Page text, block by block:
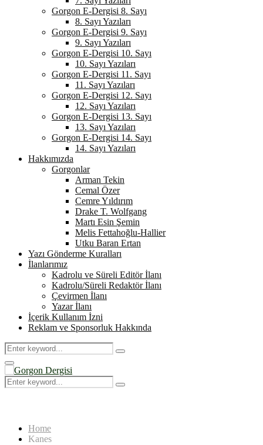
Gorgon E-Dergisi 8. Sayı
8. Sayı Yazıları
Gorgon E-Dergisi 9. Sayı
9. Sayı Yazıları
Gorgon E-Dergisi 10. Sayı
10. Sayı Yazıları
Gorgon E-Dergisi 11. Sayı
11. Sayı Yazıları
Gorgon E-Dergisi 12. Sayı
12. Sayı Yazıları
Gorgon E-Dergisi 13. Sayı
13. Sayı Yazıları
Gorgon E-Dergisi 14. Sayı
14. Sayı Yazıları
Hakkımızda
Gorgonlar
Arman Tekin
Cemal Özer
Cemre Yıldırım
Drake T. Wolfgang
Martı Esin Şemin
Melis Fettahoğlu-Hallier
Utku Baran Ertan
Yazı Gönderme Kuralları
İlanlarımız
Kadrolu ve Süreli Editör İlanı
Kadrolu/Süreli Redaktör İlanı
Çevirmen İlanı
Yazar İlanı
İçerik Kullanım İzni
Reklam ve Sponsorluk Hakkında
Search
for:
Search
Primary
Menu
Search
for:
Search
Home
Kanes